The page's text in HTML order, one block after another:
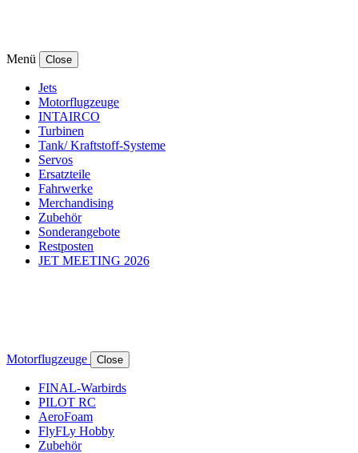
Menü Close
Jets
Motorflugzeuge
INTAIRCO
Turbinen
Tank/ Kraftstoff-Systeme
Servos
Ersatzteile
Fahrwerke
Merchandising
Zubehör
Sonderangebote
Restposten
JET MEETING 2026
Motorflugzeuge Close
FINAL-Warbirds
PILOT RC
AeroFoam
FlyFLy Hobby
Zubehör